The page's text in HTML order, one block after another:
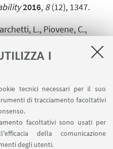
I
tecnici necessari per il suo
di tracciamento facoltativi
facoltativi sono usati per
della comunicazione
degli utenti.
2016, 8(12), 1347.
L., Piovene, C.,
the Production Capacity of
in Urban Agriculture: The
and Nutrition Security,
Services in the
Food Security